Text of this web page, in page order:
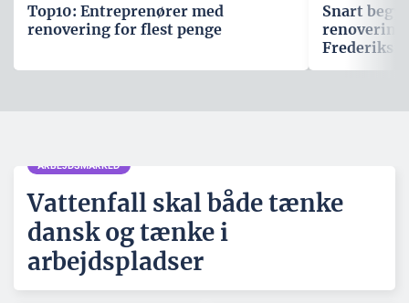
Top10: Entreprenører med
renovering for flest penge
Snart
Frederiks
ARBEJDSMARKED
Vattenfall skal både tænke
dansk og tænke i
arbejdspladser